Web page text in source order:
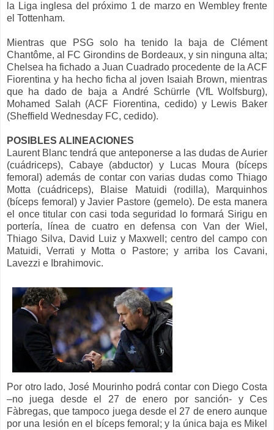
la Liga inglesa del próximo 1 de marzo en Wembley frente
el Tottenham.
Mientras que PSG solo ha tenido la baja de Clément
Chantôme, al FC Girondins de Bordeaux, y sin ninguna alta;
Chelsea ha fichado a Juan Cuadrado procedente de la ACF
Fiorentina y ha hecho ficha al joven Isaiah Brown, mientras
que ha dado de baja a André Schürrle (VfL Wolfsburg),
Mohamed Salah (ACF Fiorentina, cedido) y Lewis Baker
(Sheffield Wednesday FC, cedido).
POSIBLES ALINEACIONES
Laurent Blanc tendrá que anteponerse a las dudas de Aurier
(cuádriceps), Cabaye (abductor) y Lucas Moura (bíceps
femoral) además de contar con varias dudas como Thiago
Motta (cuádriceps), Blaise Matuidi (rodilla), Marquinhos
(bíceps femoral) y Javier Pastore (gemelo). De esta manera
el once titular con casi toda seguridad lo formará Sirigu en
portería, línea de cuatro en defensa con Van der Wiel,
Thiago Silva, David Luiz y Maxwell; centro del campo con
Matuidi, Verrati y Motta o Pastore; y arriba los Cavani,
Lavezzi e Ibrahimovic.
Por otro lado, José Mourinho podrá contar con Diego Costa
–no juega desde el 27 de enero por sanción- y Ces
Fàbregas, que tampoco juega desde el 27 de enero aunque
por una lesión en el bíceps femoral; y la única baja es Mikel